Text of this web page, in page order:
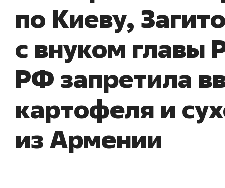
по Киеву,
с внуком главы
РФ запретила
картофеля и
из Армении
рынки, почему надо знать аксакалов и
чем интересен Оман?